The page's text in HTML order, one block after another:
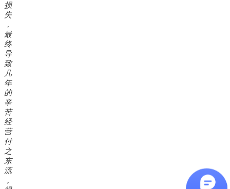
损
失
，
最
终
导
致
几
年
的
辛
苦
经
营
付
之
东
流
，